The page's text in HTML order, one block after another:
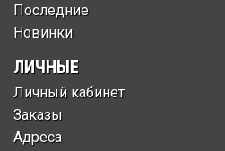
Последние
Новинки
ЛИЧНЫЕ
Личный кабинет
Заказы
Адреса